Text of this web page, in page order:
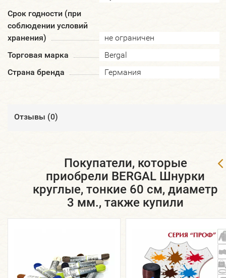
Срок годности (при
соблюдении условий
хранения)
не ограничен
Торговая марка
Bergal
Страна бренда
Германия
Отзывы (0)
Покупатели, которые
приобрели BERGAL Шнурки
круглые, тонкие 60 см, диаметр
3 мм., также купили